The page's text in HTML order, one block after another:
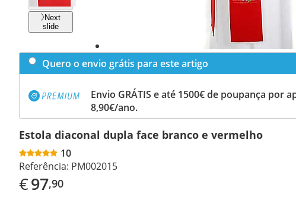
Next
slide
Quero o envio grátis para este artigo
Envio GRÁTIS e até 1500€ de poupança por
8,90€/ano.
Estola diaconal dupla face branco e vermelho
10
Referência: PM002015
€97,90